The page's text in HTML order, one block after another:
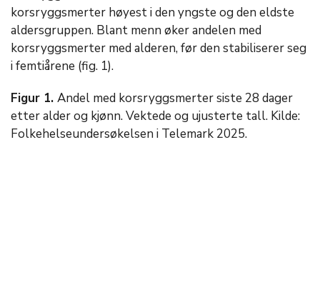
korsryggsmerter høyest i den yngste og den eldste
aldersgruppen. Blant menn øker andelen med
korsryggsmerter med alderen, før den stabiliserer seg
i femtiårene (fig. 1).
Figur 1. Andel med korsryggsmerter siste 28 dager
etter alder og kjønn. Vektede og ujusterte tall. Kilde:
Folkehelseundersøkelsen i Telemark 2025.